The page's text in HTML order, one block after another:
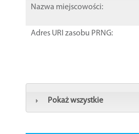
Nazwa miejscowości:
Adres URI zasobu PRNG:
Pokaż wszystkie